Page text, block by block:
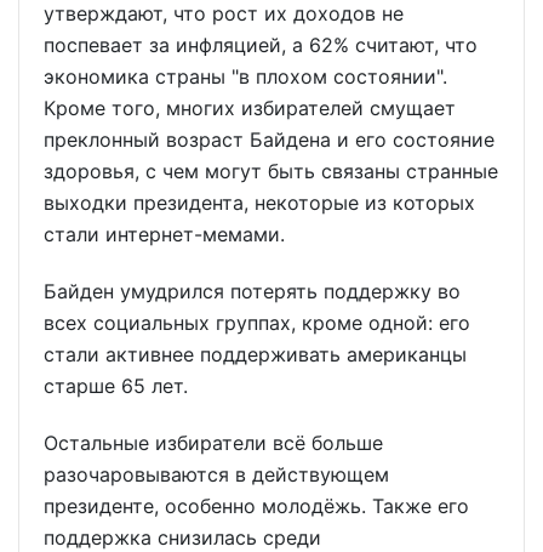
утверждают, что рост их доходов не
поспевает за инфляцией, а 62% считают, что
экономика страны "в плохом состоянии".
Кроме того, многих избирателей смущает
преклонный возраст Байдена и его состояние
здоровья, с чем могут быть связаны странные
выходки президента, некоторые из которых
стали интернет-мемами.
Байден умудрился потерять поддержку во
всех социальных группах, кроме одной: его
стали активнее поддерживать американцы
старше 65 лет.
Остальные избиратели всё больше
разочаровываются в действующем
президенте, особенно молодёжь. Также его
поддержка снизилась среди